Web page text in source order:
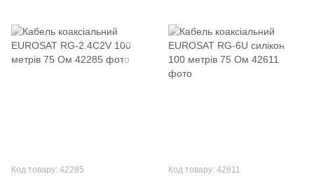
Код товару: 42285 Код товару: 42611